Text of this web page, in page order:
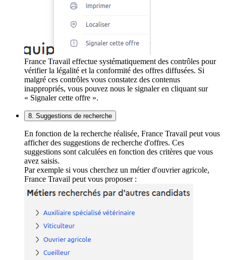
France Travail effectue systématiquement des contrôles pour
vérifier la légalité et la conformité des offres diffusées. Si
malgré ces contrôles vous constatez des contenus
inappropriés, vous pouvez nous le signaler en cliquant sur
« Signaler cette offre ».
8. Suggestions de recherche
En fonction de la recherche réalisée, France Travail peut vous
afficher des suggestions de recherche d'offres. Ces
suggestions sont calculées en fonction des critères que vous
avez saisis.
Par exemple si vous cherchez un métier d'ouvrier agricole,
France Travail peut vous proposer :